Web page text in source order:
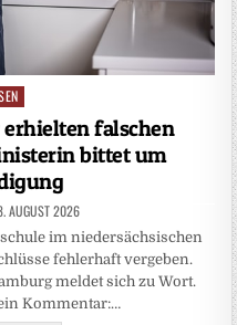
erhielten falschen
bittet um
AUGUST 2026
im niedersächsischen
fehlerhaft vergeben.
meldet sich zu Wort.
Kommentar:…